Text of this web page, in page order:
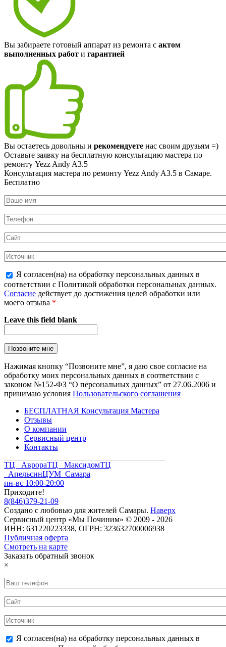
Вы забираете готовый аппарат из ремонта с актом
выполненных работ и гарантией
Вы остаетесь довольны и рекомендуете нас своим друзьям =)
Оставьте заявку на бесплатную консультацию мастера по
ремонту Yezz Andy A3.5
Консультация мастера по ремонту Yezz Andy A3.5 в Самаре.
Бесплатно
Я согласен(на) на обработку персональных данных в
соответствии с Политикой обработки персональных данных.
Согласие действует до достижения целей обработки или
моего отзыва *
Leave this field blank
Нажимая кнопку “Позвоните мне”, я даю свое согласие на
обработку моих персональных данных в соответствии с
законом №152-ФЗ “О персональных данных” от 27.06.2006 и
принимаю условия Пользовательского соглашения
БЕСПЛАТНАЯ Консультация Мастера
Отзывы
О компании
Сервисный центр
Контакты
ТЦ АврораТЦ МаксидомТЦ
АпельсинЦУМ Самара
пн-вс 10:00-20:00
Приходите!
8(846)379-21-09
Создано с любовью для жителей Самары. Наверх
Сервисный центр «Мы Починим» © 2009 - 2026
ИНН: 631220223338, ОГРН: 323632700006938
Публичная оферта
Смотреть на карте
Заказать обратный звонок
×
Я согласен(на) на обработку персональных данных в